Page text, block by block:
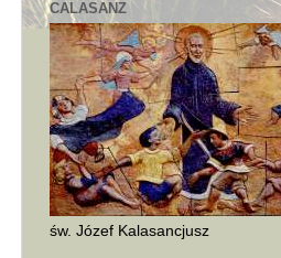
CALASANZ
św. Józef Kalasancjusz